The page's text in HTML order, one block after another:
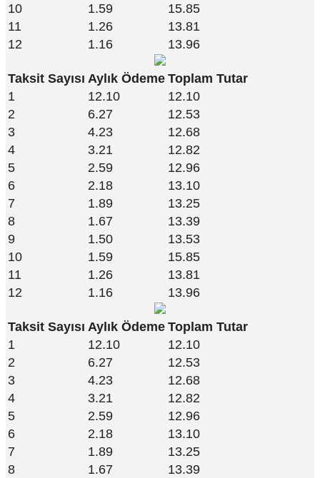
10
1.59
15.85
11
1.26
13.81
12
1.16 13.96
Taksit Sayısı Aylık Ödeme Toplam Tutar
1
12.10
12.10
2
6.27
12.53
3
4.23
12.68
4
3.21
12.82
5
2.59
12.96
6
2.18
13.10
7
1.89
13.25
8
1.67
13.39
9
1.50
13.53
10
1.59
15.85
11
1.26
13.81
12
1.16 13.96
Taksit Sayısı Aylık Ödeme Toplam Tutar
1
12.10
12.10
2
6.27
12.53
3
4.23
12.68
4
3.21
12.82
5
2.59
12.96
6
2.18
13.10
7
1.89
13.25
8
1.67
13.39